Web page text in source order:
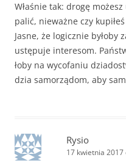
Wła­śnie tak: drogę
palić, nie­ważne czy
Jasne, że logicz­nie byłoby
ustę­puje inte­re­som.
łoby na wyco­fa­niu
dzia samo­rzą­dom, aby
Rysio
17 kwietnia 2017